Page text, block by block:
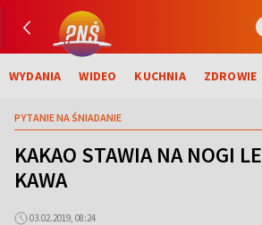
WYDANIA WIDEO KUCHNIA ZDROWIE
PYTANIE NA ŚNIADANIE
KAKAO STAWIA NA NOGI
KAWA
03.02.2019, 08:24